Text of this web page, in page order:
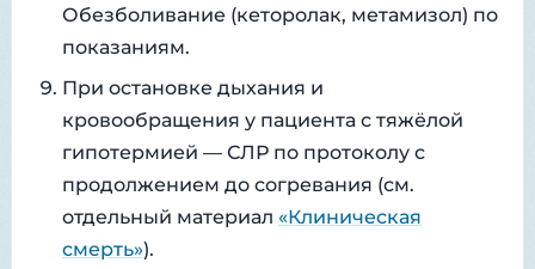
Обезболивание (кеторолак, метамизол) по
показаниям.
При остановке дыхания и
кровообращения у пациента с тяжёлой
гипотермией — СЛР по протоколу с
продолжением до согревания (см.
отдельный материал «Клиническая
смерть»).